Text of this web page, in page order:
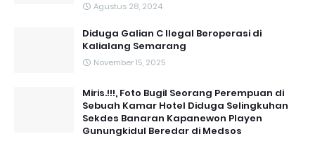
Agustus 28, 2024
Diduga Galian C Ilegal Beroperasi di
Kalialang Semarang
November 15, 2025
Miris.!!!, Foto Bugil Seorang Perempuan di
Sebuah Kamar Hotel Diduga Selingkuhan
Sekdes Banaran Kapanewon Playen
Gunungkidul Beredar di Medsos